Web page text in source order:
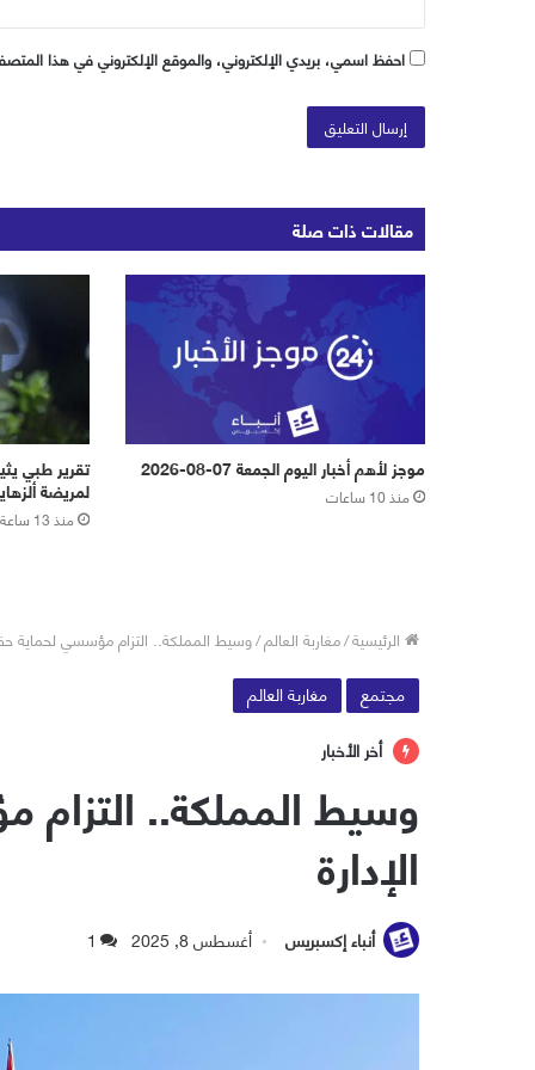
احفظ اسمي، بريدي الإلكتروني، والموقع الإلكتروني في هذا
مقالات ذات صلة
موجز لأهم أخبار اليوم الجمعة 07-08-2026
منذ 10 ساعات
تقرير طبي
لمريضة
منذ 13 ساعة